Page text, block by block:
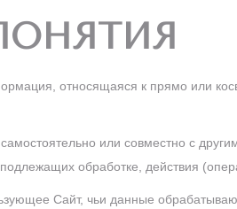
относящаяся к прямо или
или совместно с
обработке, действия
Сайт, чьи данные